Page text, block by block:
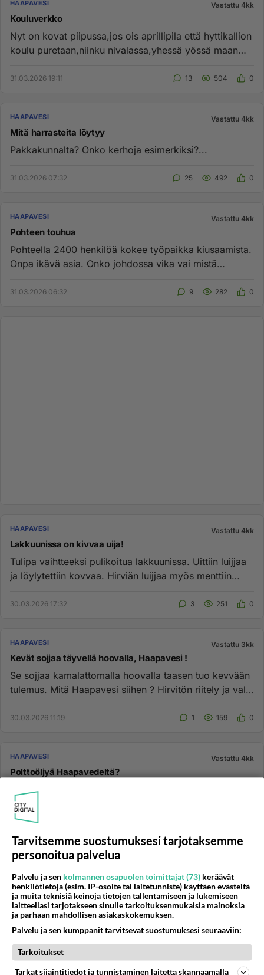
HAAPAVESI Vastattu 4kk
Kouluverkko
Nyt on kovat piipussa,jos ois aprillipila että hyttikallion
koulu puretaan,niinku nivalassa,yhessä yössä maan
31.03.2026 19:11 13 504 0
HAAPAVESI Vastattu 4kk
Mitä harrasteita löytyy
Pakkakunnalta? Onko kerhoja esimerkiksi?...
31.03.2026 07:32 25 492 0
HAAPAVESI Vastattu 4kk
Pohteen touhua
Pohteella 2400 henkilöä kokee työpaikka kiusaamista.
Onpa ikävä asia. Onko johdossa vika vai mistä
31.03.2026 06:32 9 282 0
HAAPAVESI Vastattu 4kk
Lakkuunissa on kivvaa uija!
Tulipa vaihtteeksi pulikoitua lakkuunissa. Uittiin luijjaa
ja löylytettiin kovvaa. Hirviän luijjaa myös menttiin
30.03.2026 17:32 3 251 0
HAAPAVESI Vastattu 3kk
Kevät sojjaa täyvellä hoovalla, Haapavesi !
Se sojjaa kamalattomalla hoovalla taasen tuo kevvään
tulemus. Mitä Haapavesi siihen ? Hirvitön riitely ja vali
30.03.2026 11:19 1 159 0
HAAPAVESI Vastattu 4kk
Polttoöljyä Haapavedeltä?
Missä myydään Haapavedellä polttoöljyä?...
30.03.2026 09:56
HAAPAVESI
Ei ole näkynyt
ajantasaista asukaslukutilasto tältä vuodelta. Laskuhan
ollut 100 hengen kieppeillä vuosittain....
30.03.2026 02:55 10 277
HAAPAVESI Vastattu 4kk
Tarvitsemme suostumuksesi tarjotaksemme
personoitua palvelua
Palvelu ja sen kolmannen osapuolen toimittajat (73) keräävät
henkilötietoja (esim. IP-osoite tai laitetunniste) käyttäen evästeitä
ja muita teknisiä keinoja tietojen tallentamiseen ja lukemiseen
laitteellasi tarjotakseen sinulle tarkoituksenmukaisia mainoksia
ja parhaan mahdollisen asiakaskokemuksen.
Palvelu ja sen kumppanit tarvitsevat suostumuksesi seuraaviin:
Tarkoitukset
Tarkat sijaintitiedot ja tunnistaminen laitetta skannaamalla